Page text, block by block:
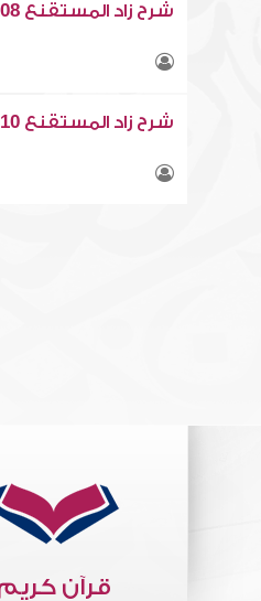
شرح زاد المستقنع 108 - كتاب الصيام 08
شرح زاد المستقنع 110 - كتاب الصيام 10
قرآن